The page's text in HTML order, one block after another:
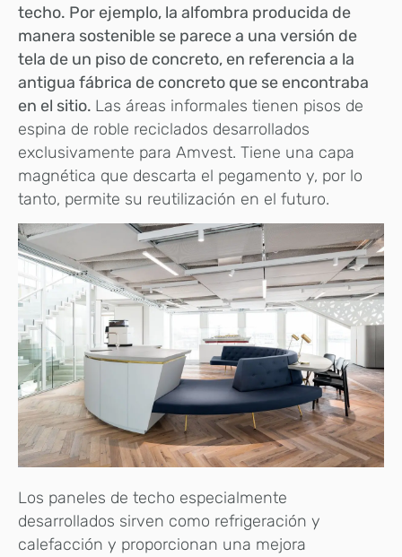
techo. Por ejemplo, la alfombra producida de
manera sostenible se parece a una versión de
tela de un piso de concreto, en referencia a la
antigua fábrica de concreto que se encontraba
en el sitio. Las áreas informales tienen pisos de
espina de roble reciclados desarrollados
exclusivamente para Amvest. Tiene una capa
magnética que descarta el pegamento y, por lo
tanto, permite su reutilización en el futuro.
Los paneles de techo especialmente
desarrollados sirven como refrigeración y
calefacción y proporcionan una mejora